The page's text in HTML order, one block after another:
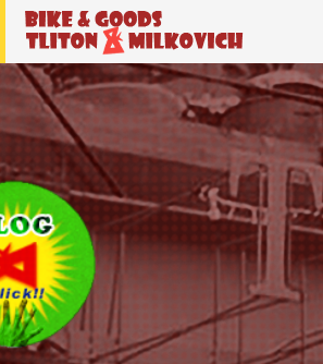
トリトン＆ミルコビッチ